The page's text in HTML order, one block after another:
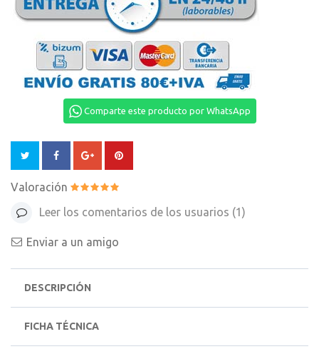
Comparte este producto por WhatsApp
Valoración
Leer los comentarios de los usuarios (1)
Enviar a un amigo
DESCRIPCIÓN
FICHA TÉCNICA